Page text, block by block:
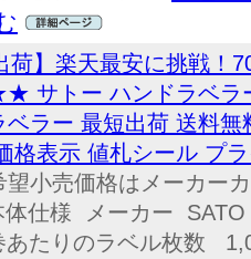
荷】楽天最安に挑戦
サトー ハンドラベラ
ベラー 最短出荷 送料
格表示 値札シール プ
望小売価格はメーカー
仕様 メーカー
たりのラベル枚数